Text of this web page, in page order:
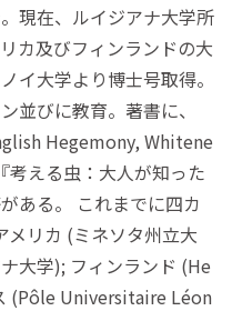
現在、ルイジアナ大学所
カ及びフィンランドの大
イ大学より博士号取得。
並びに教育。著書に、
Hegemony, Whitene
える虫：大人が知った
ある。 これまでに四カ
メリカ (ミネソタ州立大
大学); フィンランド (He
(Pôle Universitaire Léon